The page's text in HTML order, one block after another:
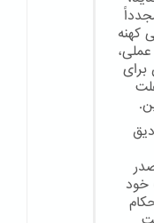
کهنه
برای
خود